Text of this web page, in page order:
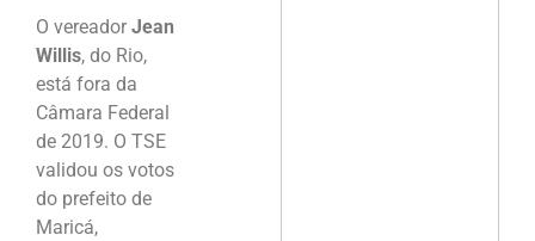
O vereador Jean
Willis, do Rio,
está fora da
Câmara Federal
de 2019. O TSE
validou os votos
do prefeito de
Maricá,